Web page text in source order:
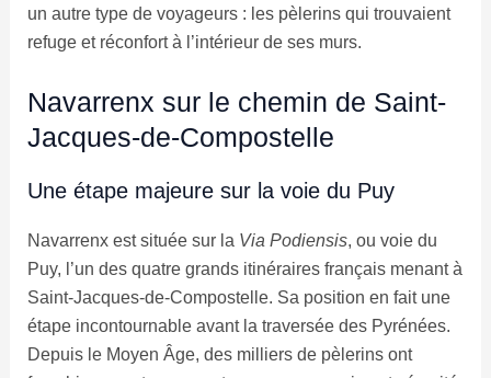
un autre type de voyageurs : les pèlerins qui trouvaient
refuge et réconfort à l’intérieur de ses murs.
Navarrenx sur le chemin de Saint-
Jacques-de-Compostelle
Une étape majeure sur la voie du Puy
Navarrenx est située sur la Via Podiensis, ou voie du
Puy, l’un des quatre grands itinéraires français menant à
Saint-Jacques-de-Compostelle. Sa position en fait une
étape incontournable avant la traversée des Pyrénées.
Depuis le Moyen Âge, des milliers de pèlerins ont